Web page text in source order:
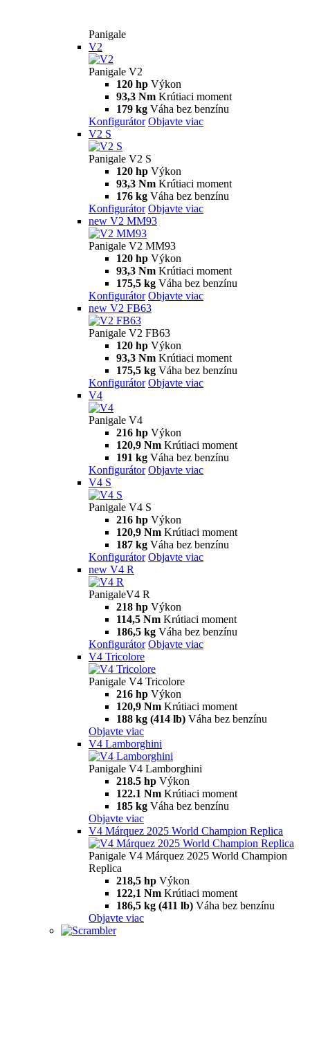
Panigale
V2
Panigale V2
120 hp Výkon
93,3 Nm Krútiaci moment
179 kg Váha bez benzínu
Konfigurátor Objavte viac
V2 S
Panigale V2 S
120 hp Výkon
93,3 Nm Krútiaci moment
176 kg Váha bez benzínu
Konfigurátor Objavte viac
new V2 MM93
Panigale V2 MM93
120 hp Výkon
93,3 Nm Krútiaci moment
175,5 kg Váha bez benzínu
Konfigurátor Objavte viac
new V2 FB63
Panigale V2 FB63
120 hp Výkon
93,3 Nm Krútiaci moment
175,5 kg Váha bez benzínu
Konfigurátor Objavte viac
V4
Panigale V4
216 hp Výkon
120,9 Nm Krútiaci moment
191 kg Váha bez benzínu
Konfigurátor Objavte viac
V4 S
Panigale V4 S
216 hp Výkon
120,9 Nm Krútiaci moment
187 kg Váha bez benzínu
Konfigurátor Objavte viac
new V4 R
PanigaleV4 R
218 hp Výkon
114,5 Nm Krútiaci moment
186,5 kg Váha bez benzínu
Konfigurátor Objavte viac
V4 Tricolore
Panigale V4 Tricolore
216 hp Výkon
120,9 Nm Krútiaci moment
188 kg (414 lb) Váha bez benzínu
Objavte viac
V4 Lamborghini
Panigale V4 Lamborghini
218.5 hp Výkon
122.1 Nm Krútiaci moment
185 kg Váha bez benzínu
Objavte viac
V4 Márquez 2025 World Champion Replica
Panigale V4 Márquez 2025 World Champion
Replica
218,5 hp Výkon
122,1 Nm Krútiaci moment
186,5 kg (411 lb) Váha bez benzínu
Objavte viac